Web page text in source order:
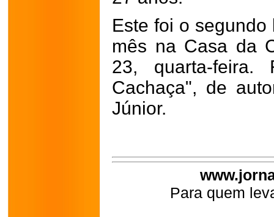
Este foi o
mês na Casa da
23, quarta-
Cachaça", de
Júnior.
Para quem